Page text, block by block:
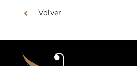
Volver